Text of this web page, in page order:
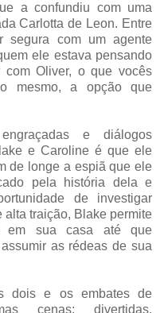
a confundiu com uma
Carlotta de Leon. Entre
com um agente
ele estava pensando
Oliver, o que vocês
mesmo, a opção que
e diálogos
e Caroline é que ele
de longe a espiã que ele
pela história dela e
de investigar
traição, Blake permite
em sua casa até que
as rédeas de sua
dois e os embates de
cenas: divertidas,